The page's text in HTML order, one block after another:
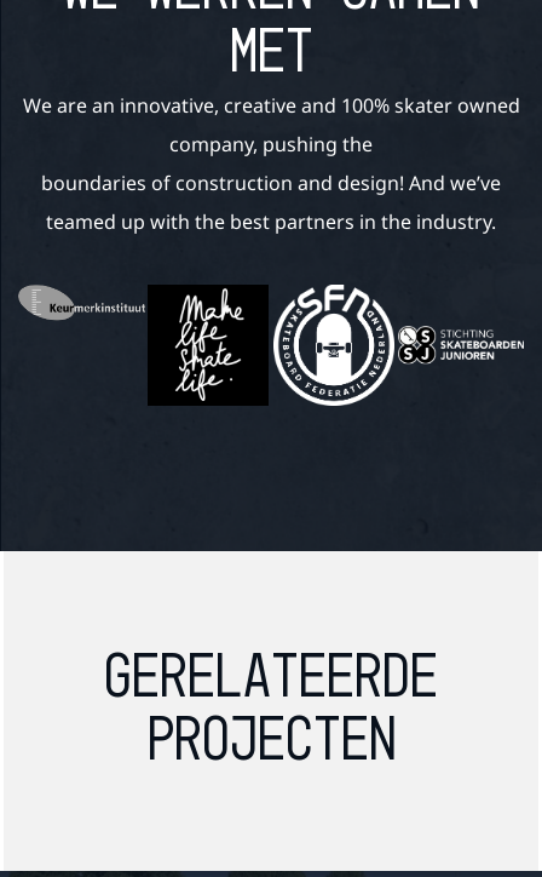
MET
We are an innovative, creative and 100% skater owned
company, pushing the
boundaries of construction and design! And we’ve
teamed up with the best partners in the industry.
Gerelateerde
projecten